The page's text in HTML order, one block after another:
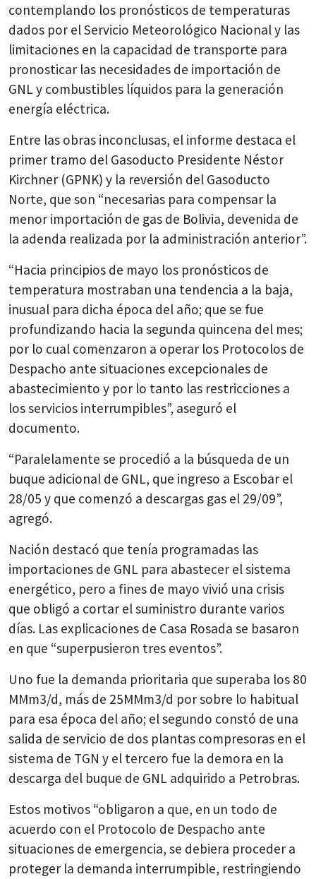
contemplando los pronósticos de temperaturas
dados por el Servicio Meteorológico Nacional y las
limitaciones en la capacidad de transporte para
pronosticar las necesidades de importación de
GNL y combustibles líquidos para la generación
energía eléctrica.
Entre las obras inconclusas, el informe destaca el
primer tramo del Gasoducto Presidente Néstor
Kirchner (GPNK) y la reversión del Gasoducto
Norte, que son “necesarias para compensar la
menor importación de gas de Bolivia, devenida de
la adenda realizada por la administración anterior”.
“Hacia principios de mayo los pronósticos de
temperatura mostraban una tendencia a la baja,
inusual para dicha época del año; que se fue
profundizando hacia la segunda quincena del mes;
por lo cual comenzaron a operar los Protocolos de
Despacho ante situaciones excepcionales de
abastecimiento y por lo tanto las restricciones a
los servicios interrumpibles”, aseguró el
documento.
“Paralelamente se procedió a la búsqueda de un
buque adicional de GNL, que ingreso a Escobar el
28/05 y que comenzó a descargas gas el 29/09”,
agregó.
Nación destacó que tenía programadas las
importaciones de GNL para abastecer el sistema
energético, pero a fines de mayo vivió una crisis
que obligó a cortar el suministro durante varios
días. Las explicaciones de Casa Rosada se basaron
en que “superpusieron tres eventos”.
Uno fue la demanda prioritaria que superaba los 80
MMm3/d, más de 25MMm3/d por sobre lo habitual
para esa época del año; el segundo constó de una
salida de servicio de dos plantas compresoras en el
sistema de TGN y el tercero fue la demora en la
descarga del buque de GNL adquirido a Petrobras.
Estos motivos “obligaron a que, en un todo de
acuerdo con el Protocolo de Despacho ante
situaciones de emergencia, se debiera proceder a
proteger la demanda interrumpible, restringiendo